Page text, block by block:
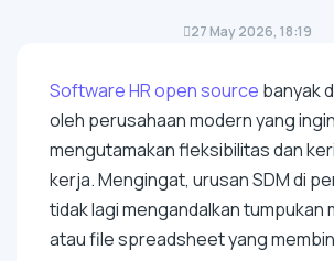
27 May 2026, 18:19
SoftwareHRopen source banyak
oleh perusahaan modern yang ingin
mengutamakan fleksibilitas dan
kerja. Mengingat, urusan SDM di
tidak lagi mengandalkan tumpukan
ataufile spreadsheetyang